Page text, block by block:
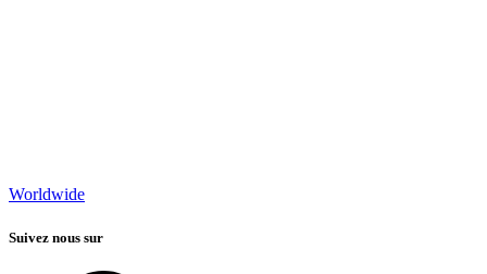
Worldwide
Suivez nous sur